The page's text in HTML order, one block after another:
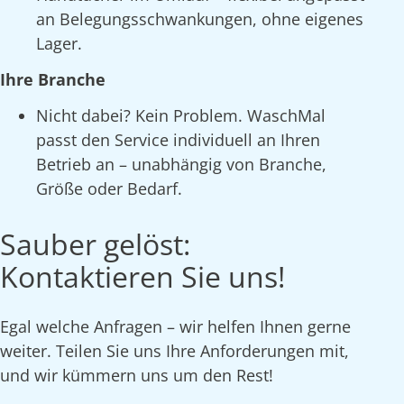
an Belegungsschwankungen, ohne eigenes
Lager.
Ihre Branche
Nicht dabei? Kein Problem. WaschMal
passt den Service individuell an Ihren
Betrieb an – unabhängig von Branche,
Größe oder Bedarf.
Sauber gelöst:
Kontaktieren Sie uns!
Egal welche Anfragen – wir helfen Ihnen gerne
weiter. Teilen Sie uns Ihre Anforderungen mit,
und wir kümmern uns um den Rest!